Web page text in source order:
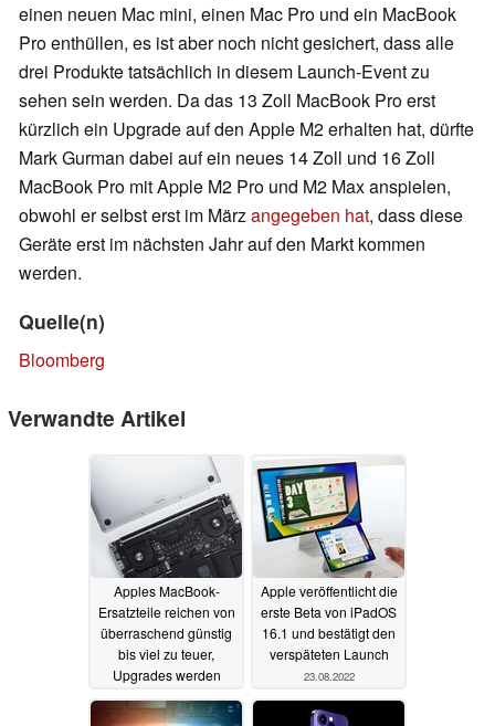
einen neuen Mac mini, einen Mac Pro und ein MacBook
Pro enthüllen, es ist aber noch nicht gesichert, dass alle
drei Produkte tatsächlich in diesem Launch-Event zu
sehen sein werden. Da das 13 Zoll MacBook Pro erst
kürzlich ein Upgrade auf den Apple M2 erhalten hat, dürfte
Mark Gurman dabei auf ein neues 14 Zoll und 16 Zoll
MacBook Pro mit Apple M2 Pro und M2 Max anspielen,
obwohl er selbst erst im Märzangegeben hat, dass diese
Geräte erst im nächsten Jahr auf den Markt kommen
werden.
Quelle(n)
Bloomberg
Verwandte Artikel
Apples MacBook-
Ersatzteile reichen von
überraschend günstig
bis viel zu teuer,
Upgrades werden
unterbunden24.08.2022
Apple veröffentlicht die
erste Beta von iPadOS
16.1 und bestätigt den
verspäteten Launch
23.08.2022